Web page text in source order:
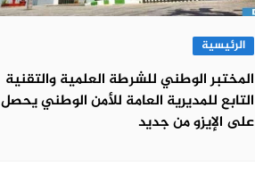
الرئيسية
المختبر الوطني للشرطة العلمية والتقنية
التابع للمديرية العامة للأمن الوطني يحصل
على الإيزو من جديد